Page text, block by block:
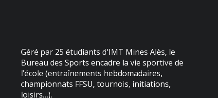
Géré par 25 étudiants d'IMT Mines Alès, le
Bureau des Sports encadre la vie sportive de
l’école (entraînements hebdomadaires,
championnats FFSU, tournois, initiations,
loisirs…).